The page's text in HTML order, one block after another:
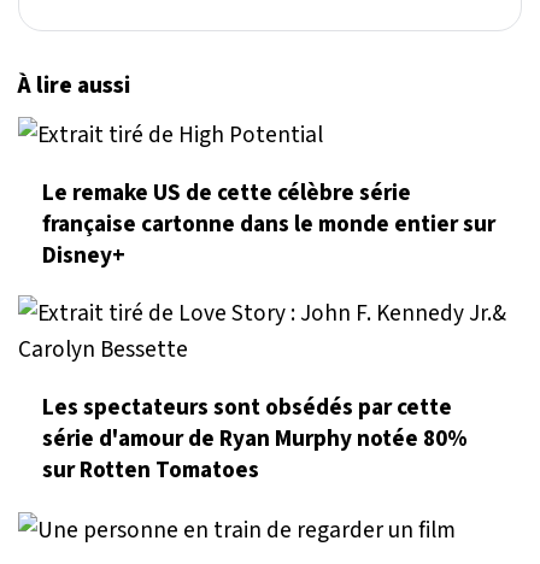
À lire aussi
Le remake US de cette célèbre série
française cartonne dans le monde entier sur
Disney+
Les spectateurs sont obsédés par cette
série d'amour de Ryan Murphy notée 80%
sur Rotten Tomatoes